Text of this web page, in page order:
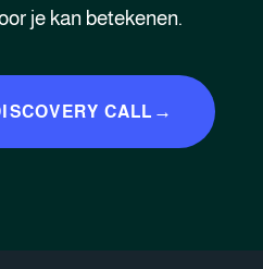
je kan betekenen.
CALL